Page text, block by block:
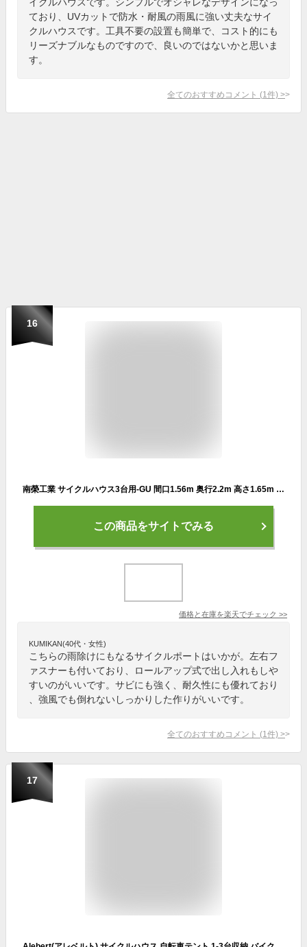
ており、UVカットで防水・耐風の雨風に強い丈夫なサイ
クルハウスです。工具不要の設置も簡単で、コスト的にも
リーズナブルなものですので、良いのではないかと思いま
す。
全てのおすすめコメント (1 件) >
16
南榮工業 サイクルハウス3台用-GU 間口1.56m 奥行2.2m 高さ1.65m 南栄工業 4984665142786【GS】（ 自転車置き場 家庭用 収納 屋外 雨よけ サイクルポート 駐輪所 自転車用ガレージ サイクルガレージ）
この商品をサイトでみる
価格と在庫を楽天でチェック >>
KUMIKAN(40代・女性)
こちらの雨除けにもなるサイクルポートはいかが。左右フ
ァスナーも付いており、ロールアップ式で出し入れもしや
すいのがいいです。サビにも強く、耐久性にも優れており
、強風でも倒れないしっかりした作りがいいです。
全てのおすすめコメント (1 件) >
17